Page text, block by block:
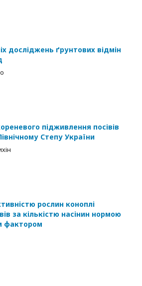
досліджень ґрунтових відмін
підживлення посівів
Степу України
рослин коноплі
за кількістю насінин нормою
фактором